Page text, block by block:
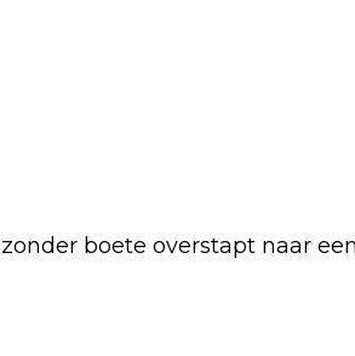
boete overstapt naar